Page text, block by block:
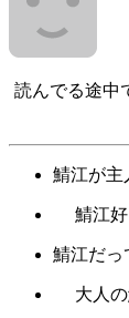
読んでる途中
鯖江が主
鯖江
鯖江だっ
大人